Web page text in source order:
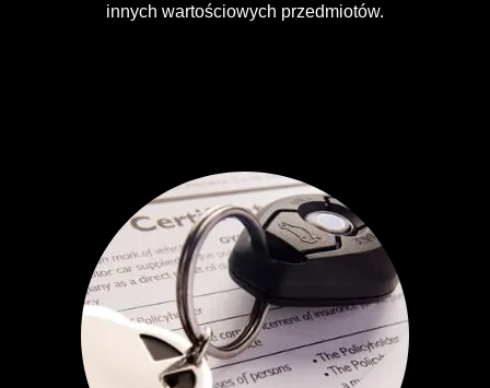
innych wartościowych przedmiotów.